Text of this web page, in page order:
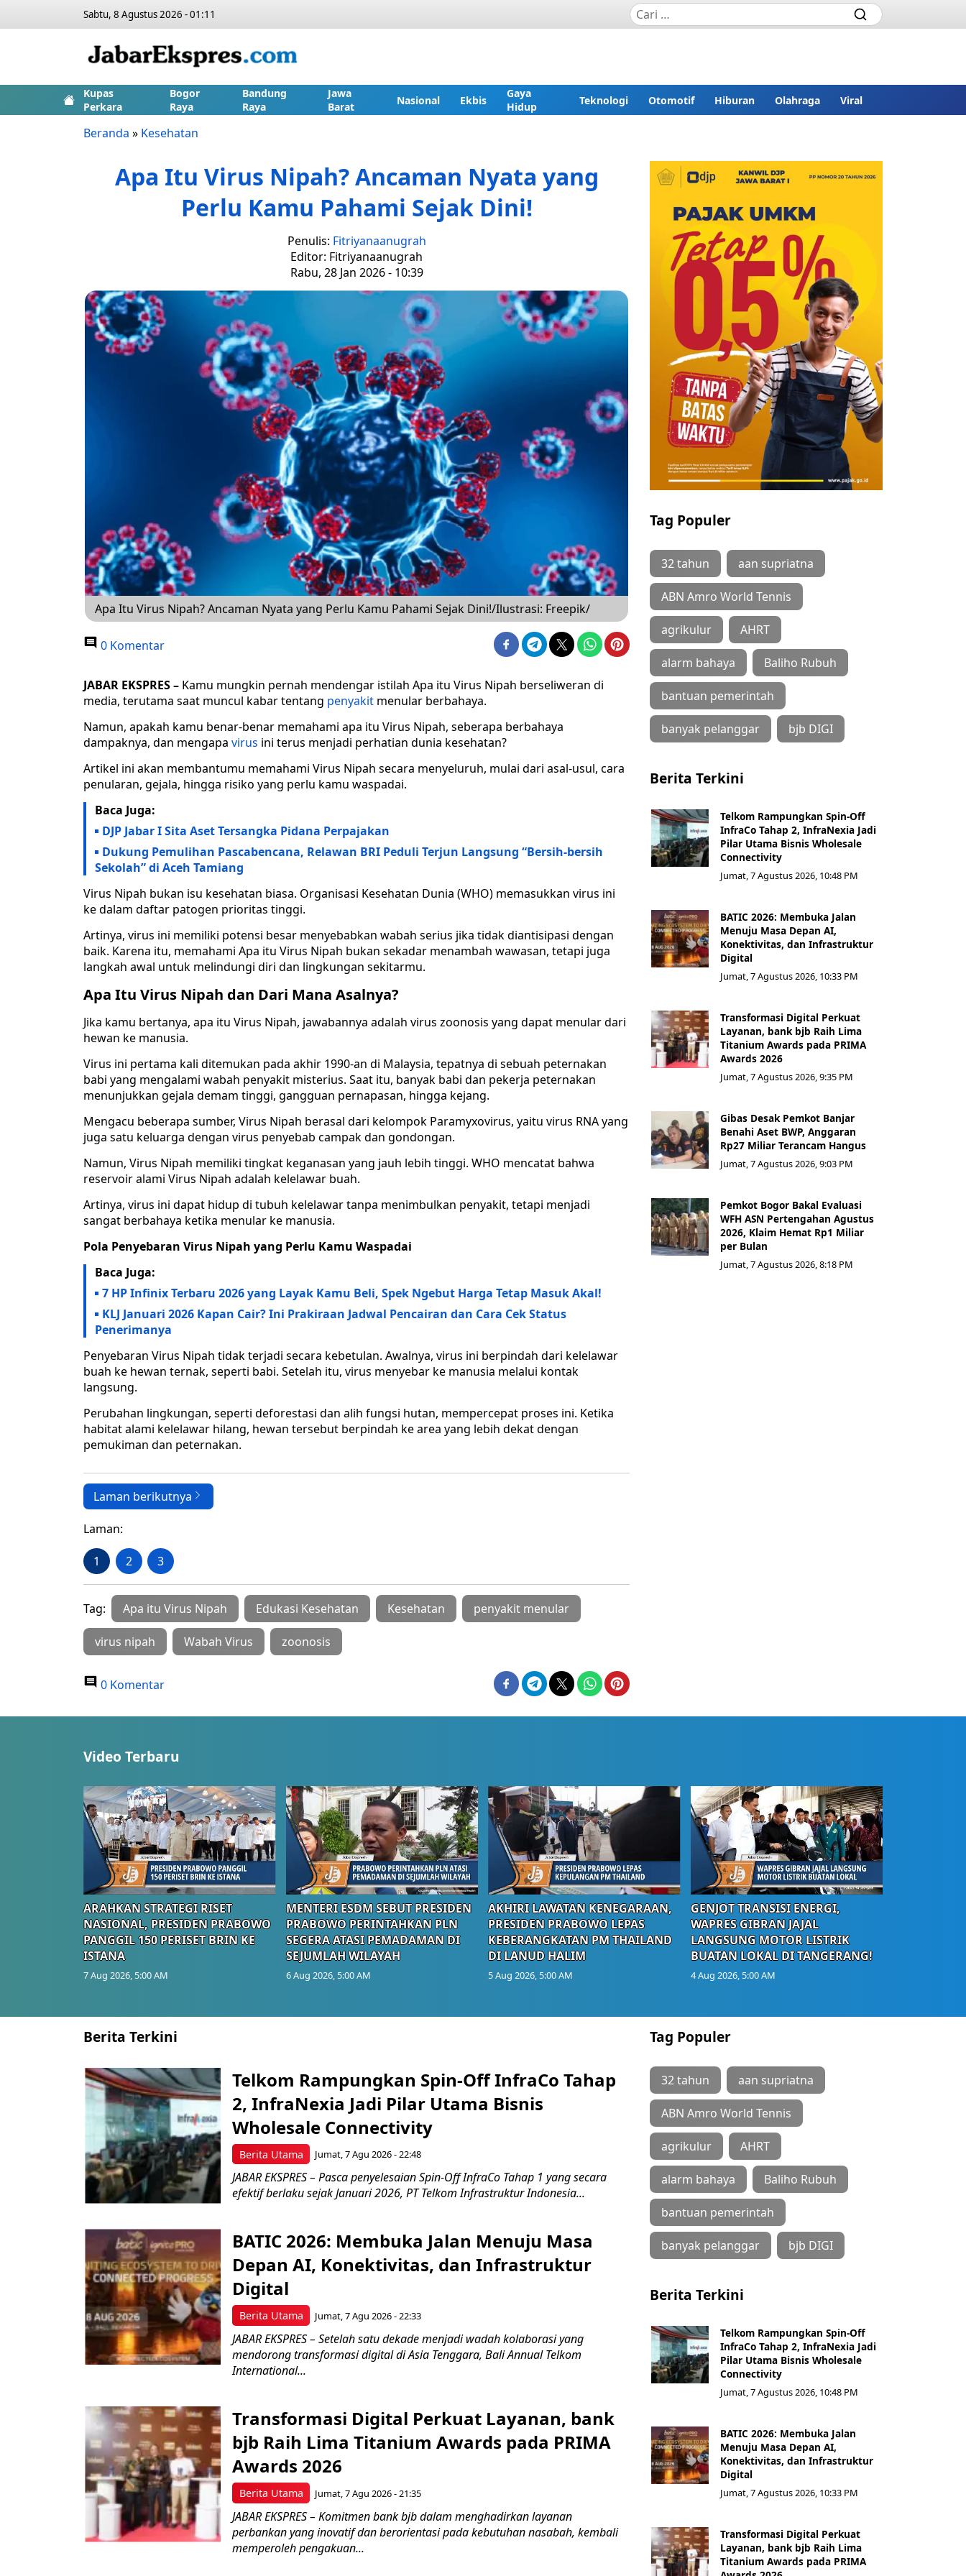
Sabtu, 8 Agustus 2026 - 01:11
Kupas
Perkara
Bogor
Raya
Bandung
Raya
Jawa
Barat
Nasional Ekbis
Gaya
Hidup
Teknologi Otomotif Hiburan Olahraga Viral
Beranda » Kesehatan
Apa Itu Virus Nipah? Ancaman Nyata yang
Perlu Kamu Pahami Sejak Dini!
Penulis: Fitriyanaanugrah
Editor: Fitriyanaanugrah
Rabu, 28 Jan 2026 - 10:39
Apa Itu Virus Nipah? Ancaman Nyata yang Perlu Kamu Pahami Sejak Dini!/Ilustrasi: Freepik/
0 Komentar
JABAR EKSPRES – Kamu mungkin pernah mendengar istilah Apa itu Virus Nipah berseliweran di
media, terutama saat muncul kabar tentang penyakit menular berbahaya.
Namun, apakah kamu benar-benar memahami apa itu Virus Nipah, seberapa berbahaya
dampaknya, dan mengapa virus ini terus menjadi perhatian dunia kesehatan?
Artikel ini akan membantumu memahami Virus Nipah secara menyeluruh, mulai dari asal-usul, cara
penularan, gejala, hingga risiko yang perlu kamu waspadai.
Baca Juga:
DJP Jabar I Sita Aset Tersangka Pidana Perpajakan
Dukung Pemulihan Pascabencana, Relawan BRI Peduli Terjun Langsung “Bersih-bersih
Sekolah” di Aceh Tamiang
Virus Nipah bukan isu kesehatan biasa. Organisasi Kesehatan Dunia (WHO) memasukkan virus ini
ke dalam daftar patogen prioritas tinggi.
Artinya, virus ini memiliki potensi besar menyebabkan wabah serius jika tidak diantisipasi dengan
baik. Karena itu, memahami Apa itu Virus Nipah bukan sekadar menambah wawasan, tetapi juga
langkah awal untuk melindungi diri dan lingkungan sekitarmu.
Apa Itu Virus Nipah dan Dari Mana Asalnya?
Jika kamu bertanya, apa itu Virus Nipah, jawabannya adalah virus zoonosis yang dapat menular dari
hewan ke manusia.
Virus ini pertama kali ditemukan pada akhir 1990-an di Malaysia, tepatnya di sebuah peternakan
babi yang mengalami wabah penyakit misterius. Saat itu, banyak babi dan pekerja peternakan
menunjukkan gejala demam tinggi, gangguan pernapasan, hingga kejang.
Mengacu beberapa sumber, Virus Nipah berasal dari kelompok Paramyxovirus, yaitu virus RNA yang
juga satu keluarga dengan virus penyebab campak dan gondongan.
Namun, Virus Nipah memiliki tingkat keganasan yang jauh lebih tinggi. WHO mencatat bahwa
reservoir alami Virus Nipah adalah kelelawar buah.
Artinya, virus ini dapat hidup di tubuh kelelawar tanpa menimbulkan penyakit, tetapi menjadi
sangat berbahaya ketika menular ke manusia.
Pola Penyebaran Virus Nipah yang Perlu Kamu Waspadai
Baca Juga:
7 HP Infinix Terbaru 2026 yang Layak Kamu Beli, Spek Ngebut Harga Tetap Masuk Akal!
KLJ Januari 2026 Kapan Cair? Ini Prakiraan Jadwal Pencairan dan Cara Cek Status
Penerimanya
Penyebaran Virus Nipah tidak terjadi secara kebetulan. Awalnya, virus ini berpindah dari kelelawar
buah ke hewan ternak, seperti babi. Setelah itu, virus menyebar ke manusia melalui kontak
langsung.
Perubahan lingkungan, seperti deforestasi dan alih fungsi hutan, mempercepat proses ini. Ketika
habitat alami kelelawar hilang, hewan tersebut berpindah ke area yang lebih dekat dengan
pemukiman dan peternakan.
Laman berikutnya
Laman:
1 2 3
Tag: Apa itu Virus Nipah Edukasi Kesehatan Kesehatan penyakit menular
virus nipah Wabah Virus zoonosis
0 Komentar
Tag Populer
32 tahun aan supriatna
ABN Amro World Tennis
agrikulur AHRT
alarm bahaya Baliho Rubuh
bantuan pemerintah
banyak pelanggar bjb DIGI
Berita Terkini
Telkom Rampungkan Spin-Off
InfraCo Tahap 2, InfraNexia Jadi
Pilar Utama Bisnis Wholesale
Connectivity
Jumat, 7 Agustus 2026, 10:48 PM
BATIC 2026: Membuka Jalan
Menuju Masa Depan AI,
Konektivitas, dan Infrastruktur
Digital
Jumat, 7 Agustus 2026, 10:33 PM
Transformasi Digital Perkuat
Layanan, bank bjb Raih Lima
Titanium Awards pada PRIMA
Awards 2026
Jumat, 7 Agustus 2026, 9:35 PM
Gibas Desak Pemkot Banjar
Benahi Aset BWP, Anggaran
Rp27 Miliar Terancam Hangus
Jumat, 7 Agustus 2026, 9:03 PM
Pemkot Bogor Bakal Evaluasi
WFH ASN Pertengahan Agustus
2026, Klaim Hemat Rp1 Miliar
per Bulan
Jumat, 7 Agustus 2026, 8:18 PM
Video Terbaru
ARAHKAN STRATEGI RISET
NASIONAL, PRESIDEN PRABOWO
PANGGIL 150 PERISET BRIN KE
ISTANA
7 Aug 2026, 5:00 AM
MENTERI ESDM SEBUT PRESIDEN
PRABOWO PERINTAHKAN PLN
SEGERA ATASI PEMADAMAN DI
SEJUMLAH WILAYAH
6 Aug 2026, 5:00 AM
AKHIRI LAWATAN KENEGARAAN,
PRESIDEN PRABOWO LEPAS
KEBERANGKATAN PM THAILAND
DI LANUD HALIM
5 Aug 2026, 5:00 AM
GENJOT TRANSISI ENERGI,
WAPRES GIBRAN JAJAL
LANGSUNG MOTOR LISTRIK
BUATAN LOKAL DI TANGERANG!
4 Aug 2026, 5:00 AM
Berita Terkini
Berita Utama
Telkom Rampungkan Spin-Off InfraCo Tahap
2, InfraNexia Jadi Pilar Utama Bisnis
Wholesale Connectivity
Jumat, 7 Agu 2026 - 22:48
JABAR EKSPRES – Pasca penyelesaian Spin-Off InfraCo Tahap 1 yang secara
efektif berlaku sejak Januari 2026, PT Telkom Infrastruktur Indonesia...
Berita Utama
BATIC 2026: Membuka Jalan Menuju Masa
Depan AI, Konektivitas, dan Infrastruktur
Digital
Jumat, 7 Agu 2026 - 22:33
JABAR EKSPRES – Setelah satu dekade menjadi wadah kolaborasi yang
mendorong transformasi digital di Asia Tenggara, Bali Annual Telkom
International...
Berita Utama
Transformasi Digital Perkuat Layanan, bank
bjb Raih Lima Titanium Awards pada PRIMA
Awards 2026
Jumat, 7 Agu 2026 - 21:35
JABAR EKSPRES – Komitmen bank bjb dalam menghadirkan layanan
perbankan yang inovatif dan berorientasi pada kebutuhan nasabah, kembali
memperoleh pengakuan...
Tag Populer
32 tahun aan supriatna
ABN Amro World Tennis
agrikulur AHRT
alarm bahaya Baliho Rubuh
bantuan pemerintah
banyak pelanggar bjb DIGI
Berita Terkini
Telkom Rampungkan Spin-Off
InfraCo Tahap 2, InfraNexia Jadi
Pilar Utama Bisnis Wholesale
Connectivity
Jumat, 7 Agustus 2026, 10:48 PM
BATIC 2026: Membuka Jalan
Menuju Masa Depan AI,
Konektivitas, dan Infrastruktur
Digital
Jumat, 7 Agustus 2026, 10:33 PM
Transformasi Digital Perkuat
Layanan, bank bjb Raih Lima
Titanium Awards pada PRIMA